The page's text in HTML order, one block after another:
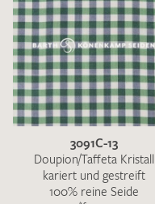
3091C-13
Doupion/Taffeta Kristall
kariert und gestreift
100% reine Seide